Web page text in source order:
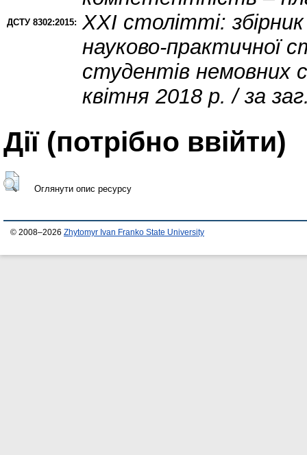
ДСТУ 8302:2015: ХХІ столітті:
науково-практичної
студентів немовних
квітня 2018 р. / за
Дії ​​(потрібно ввійти)
Оглянути опис ресурсу
© 2008–2026 Zhytomyr Ivan Franko State University